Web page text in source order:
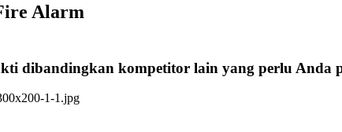
Alarm
dibandingkan kompetitor lain yang perlu Anda